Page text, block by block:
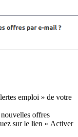
emploi » de votre
offres
sur le lien « Activer